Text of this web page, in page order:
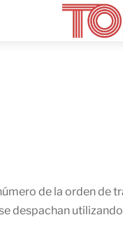
Menu
de la orden de
despachan